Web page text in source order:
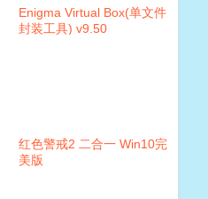
Enigma Virtual Box(单文件
封装工具) v9.50
红色警戒2 二合一 Win10完
美版